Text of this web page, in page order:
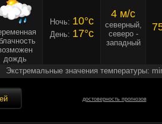
дождь
Ночь: 10°c
День: 17°c
4 м/c
северный,
северо -
западный
Экстремальные значения температуры:
достоверность прогнозов